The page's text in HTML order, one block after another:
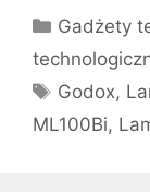
Kategorie
Gadżety
Tagi
Godox,
ML100Bi,